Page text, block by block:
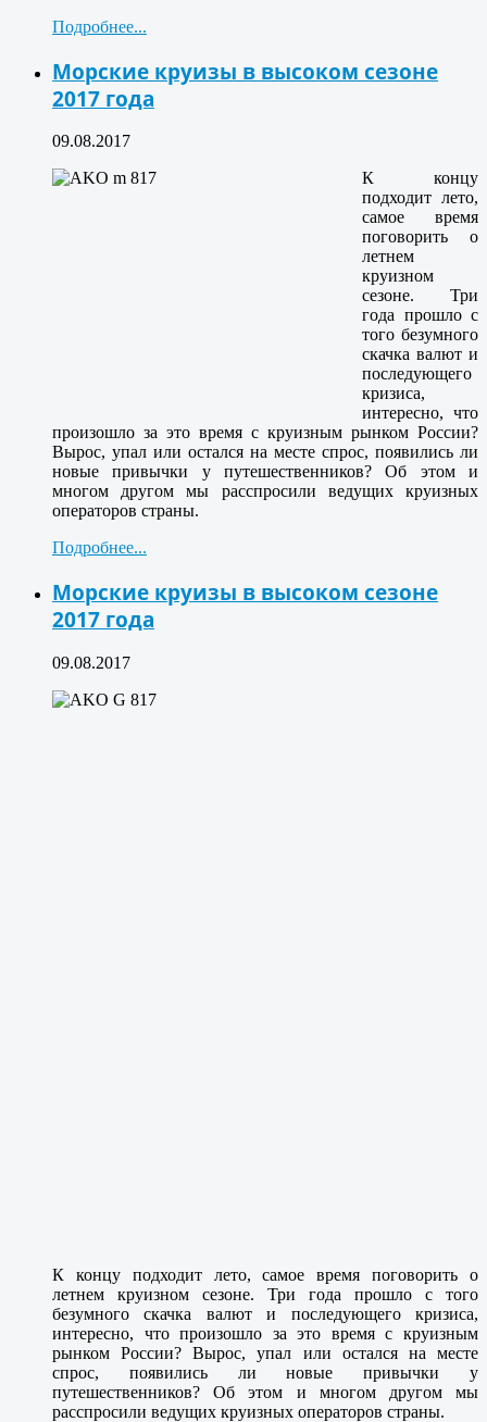
Подробнее...
Морские круизы в высоком сезоне
2017 года
09.08.2017
К концу
подходит лето,
самое время
поговорить о
летнем
круизном
сезоне. Три
года прошло с
того безумного
скачка валют и
последующего
кризиса,
интересно, что
произошло за это время с круизным рынком России?
Вырос, упал или остался на месте спрос, появились ли
новые привычки у путешественников? Об этом и
многом другом мы расспросили ведущих круизных
операторов страны.
Подробнее...
Морские круизы в высоком сезоне
2017 года
09.08.2017
К концу подходит лето, самое время поговорить о
летнем круизном сезоне. Три года прошло с того
безумного скачка валют и последующего кризиса,
интересно, что произошло за это время с круизным
рынком России? Вырос, упал или остался на месте
спрос, появились ли новые привычки у
путешественников? Об этом и многом другом мы
расспросили ведущих круизных операторов страны.